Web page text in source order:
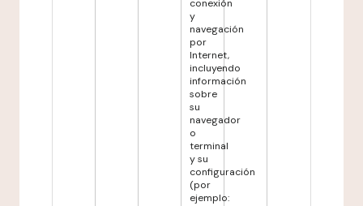
conexión
y
navegación
por
Internet,
incluyendo
información
sobre
su
navegador
o
terminal
y su
configuración
(por
ejemplo: